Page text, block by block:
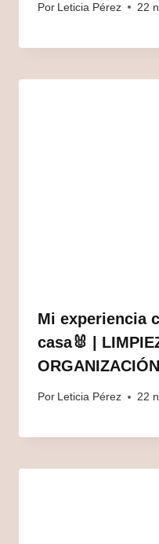
Por Leticia Pérez 22
Mi experiencia
casa🐰 |
Por Leticia Pérez 22